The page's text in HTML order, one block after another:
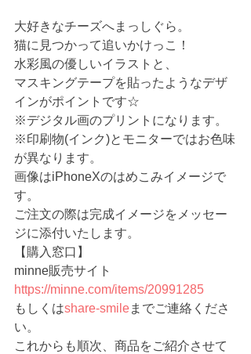
大好きなチーズへまっしぐら。
猫に見つかって追いかけっこ！
水彩風の優しいイラストと、
マスキングテープを貼ったようなデザ
インがポイントです☆
※デジタル画のプリントになります。
※印刷物(インク)とモニターではお色味
が異なります。
画像はiPhoneXのはめこみイメージで
す。
ご注文の際は完成イメージをメッセー
ジに添付いたします。
【購入窓口】
minne販売サイト
https://minne.com/items/20991285
もしくはshare-smileまでご連絡くださ
い。
これからも順次、商品をご紹介させて